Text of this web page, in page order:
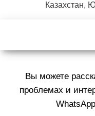
Казахстан,
Вы можете
проблемах и
WhatsApp